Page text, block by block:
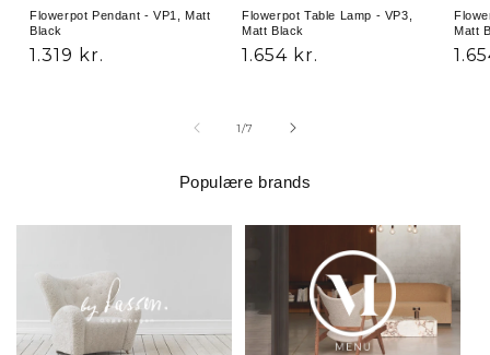
Flowerpot Pendant - VP1, Matt
Black
Normalpris
1.319 kr.
Flowerpot Table Lamp - VP3,
Matt Black
Normalpris
1.654 kr.
Matt
1/af
7
Populære brands